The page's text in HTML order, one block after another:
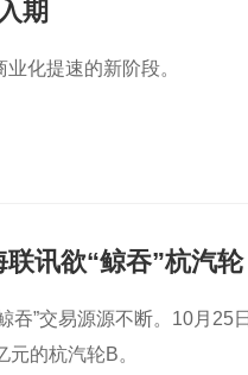
期
化提速的新阶段。
讯欲“鲸吞”杭汽轮
吞”交易源源不断。10月25
的杭汽轮B。